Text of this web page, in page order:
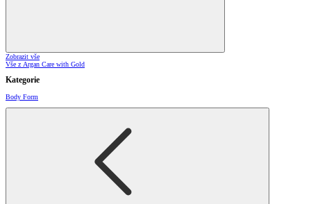
Zobrazit vše
Vše z Argan Care with Gold
Kategorie
Body Form